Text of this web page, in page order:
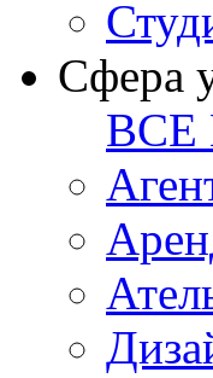
Сфера
ВСЕ